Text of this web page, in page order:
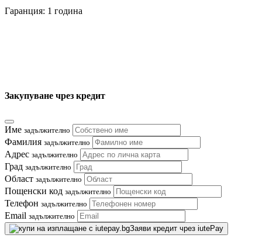
Гаранция: 1 година
Закупуване чрез кредит
Име задължително
Фамилия задължително
Адрес задължително
Град задължително
Област задължително
Пощенски код задължително
Телефон задължително
Email задължително
Заяви кредит чрез iutePay